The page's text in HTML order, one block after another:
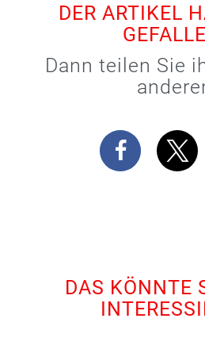
DER ARTIKEL
Dann teilen Sie
DAS KÖNNTE